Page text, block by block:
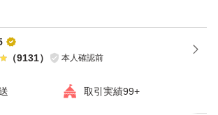
（9131） 本人確認前
取引実績99+